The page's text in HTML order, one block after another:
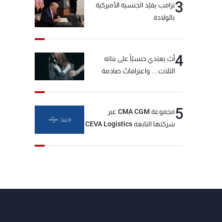
3ترامب يقيّد الجنسية الأميركية
بالولادة
4أبٌ يعتدي جنسيّاً على بناته
الثلاث… واعترافاتٌ صادمة
5
مجموعة CMA CGM عبر
شركتها التابعة CEVA Logistics